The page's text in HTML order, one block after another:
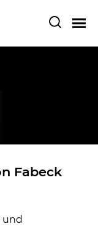
Fabeck
und